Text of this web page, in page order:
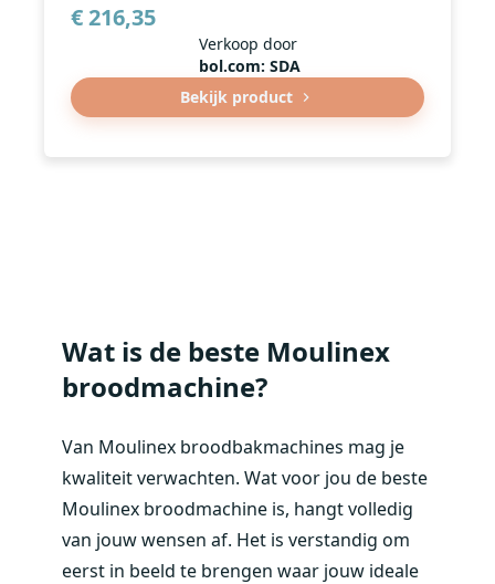
€ 216,35
Verkoop door
bol.com: SDA
Bekijk product
Wat is de beste Moulinex
broodmachine?
Van Moulinex broodbakmachines mag je
kwaliteit verwachten. Wat voor jou de beste
Moulinex broodmachine is, hangt volledig
van jouw wensen af. Het is verstandig om
eerst in beeld te brengen waar jouw ideale